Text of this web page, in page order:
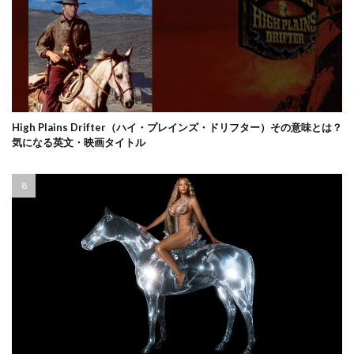
High Plains Drifter（ハイ・プレインズ・ドリフター）その意味とは？
気になる英文・映画タイトル